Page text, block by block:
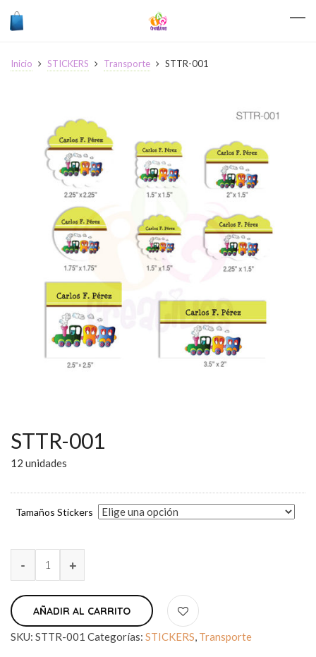
Inicio STICKERS Transporte STTR-001
STTR-001
12 unidades
Tamaños Stickers
AÑADIR AL CARRITO
SKU: STTR-001 Categorías: STICKERS, Transporte